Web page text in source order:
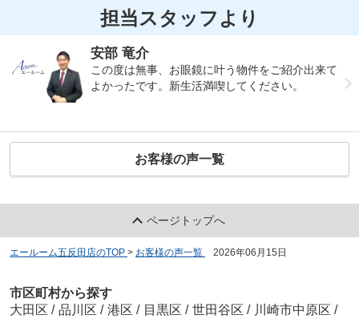
担当スタッフより
安部 竜介
この度は無事、お眼鏡に叶う物件をご紹介出来て
よかったです。新生活満喫してください。
お客様の声一覧
ページトップへ
エールーム五反田店のTOP > お客様の声一覧 2026年06月15日
市区町村から探す
大田区 / 品川区 / 港区 / 目黒区 / 世田谷区 / 川崎市中原区 /